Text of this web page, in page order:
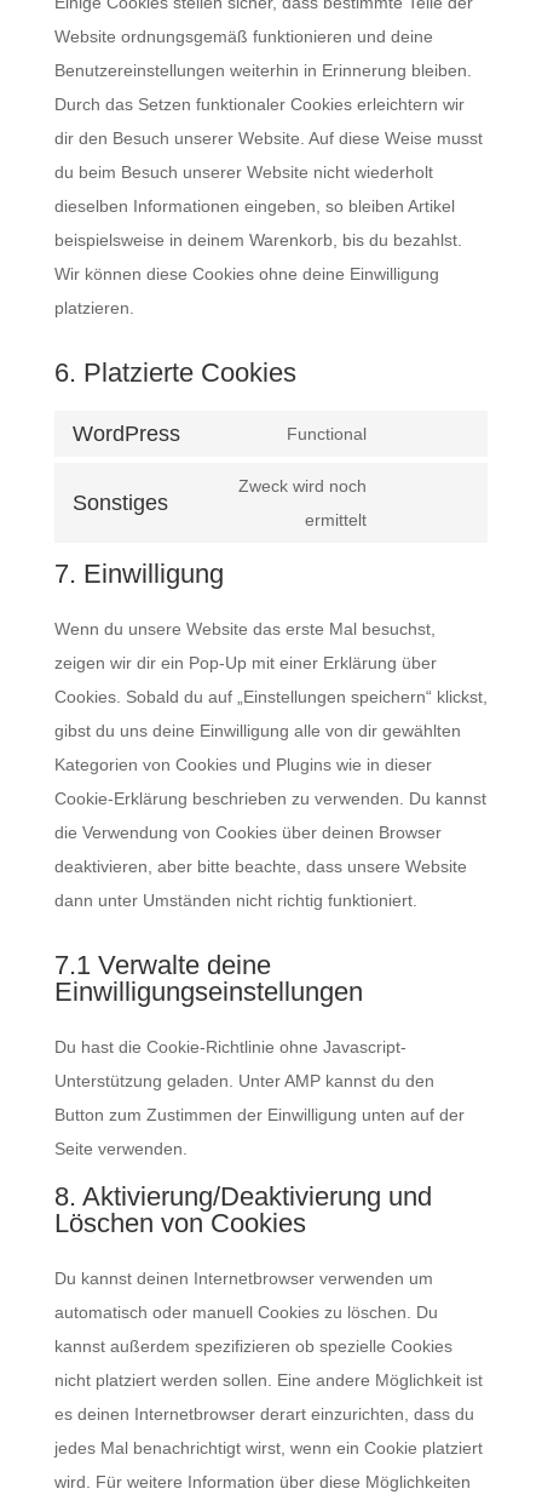
Website ordnungsgemäß funktionieren und deine
Benutzereinstellungen weiterhin in Erinnerung bleiben.
Durch das Setzen funktionaler Cookies erleichtern wir
dir den Besuch unserer Website. Auf diese Weise musst
du beim Besuch unserer Website nicht wiederholt
dieselben Informationen eingeben, so bleiben Artikel
beispielsweise in deinem Warenkorb, bis du bezahlst.
Wir können diese Cookies ohne deine Einwilligung
platzieren.
6. Platzierte Cookies
WordPress
Functional
Sonstiges
Zweck wird noch
ermittelt
sonstiges
7. Einwilligung
Wenn du unsere Website das erste Mal besuchst,
zeigen wir dir ein Pop-Up mit einer Erklärung über
Cookies. Sobald du auf „Einstellungen speichern“ klickst,
gibst du uns deine Einwilligung alle von dir gewählten
Kategorien von Cookies und Plugins wie in dieser
Cookie-Erklärung beschrieben zu verwenden. Du kannst
die Verwendung von Cookies über deinen Browser
deaktivieren, aber bitte beachte, dass unsere Website
dann unter Umständen nicht richtig funktioniert.
7.1 Verwalte deine
Einwilligungseinstellungen
Du hast die Cookie-Richtlinie ohne Javascript-
Unterstützung geladen. Unter AMP kannst du den
Button zum Zustimmen der Einwilligung unten auf der
Seite verwenden.
8. Aktivierung/Deaktivierung und
Löschen von Cookies
Du kannst deinen Internetbrowser verwenden um
automatisch oder manuell Cookies zu löschen. Du
kannst außerdem spezifizieren ob spezielle Cookies
nicht platziert werden sollen. Eine andere Möglichkeit ist
es deinen Internetbrowser derart einzurichten, dass du
jedes Mal benachrichtigt wirst, wenn ein Cookie platziert
wird. Für weitere Information über diese Möglichkeiten